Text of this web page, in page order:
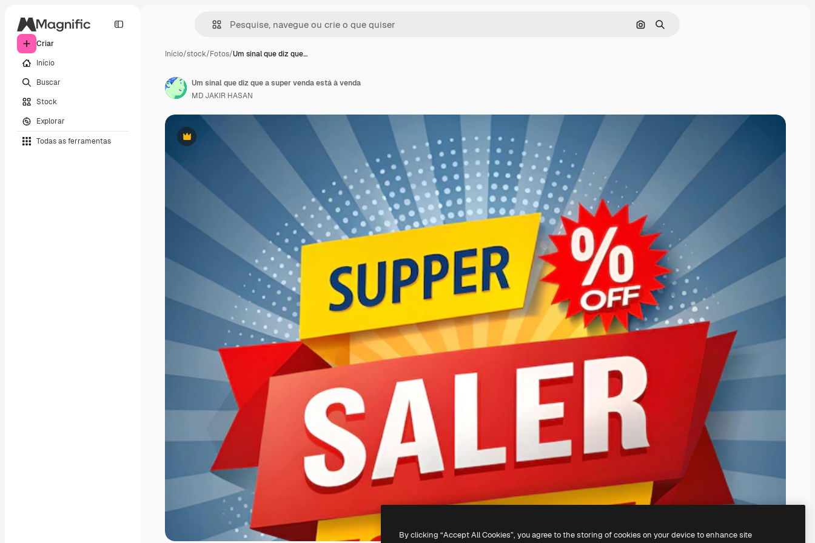
Criar
Início
Buscar
Stock
Explorar
Todas as ferramentas
Pesquisar por imagem
Buscar
Início/stock/Fotos/Um sinal que diz que…
Premium
Um sinal que diz que a super venda está à venda
MD JAKIR HASAN
By clicking “Accept All Cookies”, you agree to the storing of cookies on your device to enhance site